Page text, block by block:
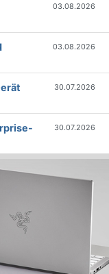
03.08.2026
03.08.2026
30.07.2026
30.07.2026